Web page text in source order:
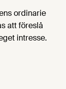
ordinarie
att föreslå
intresse.